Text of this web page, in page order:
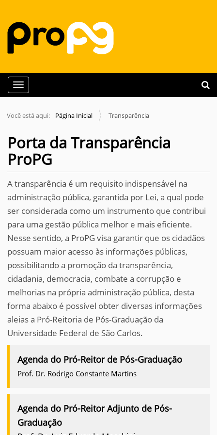
Busca
Toggle navigation
Você está aqui: Página Inicial Transparência
Porta da Transparência
ProPG
A transparência é um requisito indispensável na
administração pública, garantida por Lei, a qual pode
ser considerada como um instrumento que contribui
para uma gestão pública melhor e mais eficiente.
Nesse sentido, a ProPG visa garantir que os cidadãos
possuam maior acesso às informações públicas,
possibilitando a promoção da transparência,
cidadania, democracia, combate a corrupção e
melhorias na própria administração pública, desta
forma abaixo é possível obter diversas informações
aleias a Pró-Reitoria de Pós-Graduação da
Universidade Federal de São Carlos.
Agenda do Pró-Reitor de Pós-Graduação
Prof. Dr. Rodrigo Constante Martins
Agenda do Pró-Reitor Adjunto de Pós-
Graduação